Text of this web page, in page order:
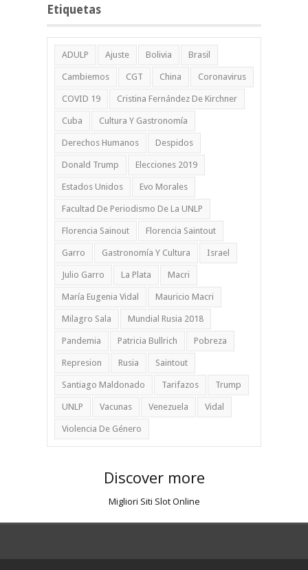
Etiquetas
ADULP Ajuste Bolivia Brasil
Cambiemos CGT China Coronavirus
COVID 19 Cristina Fernández De Kirchner
Cuba Cultura Y Gastronomía
Derechos Humanos Despidos
Donald Trump Elecciones 2019
Estados Unidos Evo Morales
Facultad De Periodismo De La UNLP
Florencia Sainout Florencia Saintout
Garro Gastronomía Y Cultura Israel
Julio Garro La Plata Macri
María Eugenia Vidal Mauricio Macri
Milagro Sala Mundial Rusia 2018
Pandemia Patricia Bullrich Pobreza
Represion Rusia Saintout
Santiago Maldonado Tarifazos Trump
UNLP Vacunas Venezuela Vidal
Violencia De Género
Discover more
Migliori Siti Slot Online